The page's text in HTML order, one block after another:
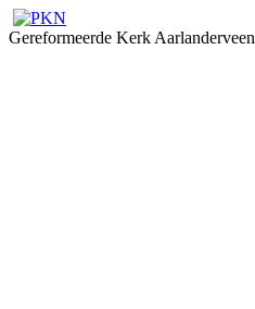
Gereformeerde Kerk Aarlanderveen